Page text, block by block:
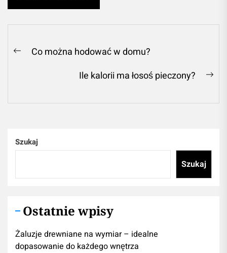
Nawigacja
PreviousCo można hodować w domu?
Ile kalorii ma łosoś pieczony?
Szukaj
Szukaj
Ostatnie wpisy
Żaluzje drewniane na wymiar – idealne
dopasowanie do każdego wnętrza